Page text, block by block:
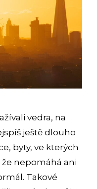
vedra, na
ještě dlouho
byty, ve kterých
nepomáhá ani
Takové